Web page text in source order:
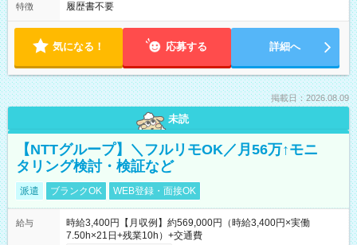
特徴 履歴書不要
気になる！ 応募する 詳細へ
掲載日：2026.08.09
未読
【NTTグループ】＼フルリモOK／月56万↑モニ
タリング検討・検証など
派遣 ブランクOK WEB登録・面接OK
給与
時給3,400円【月収例】約569,000円（時給3,400円×実働
7.50h×21日+残業10h）+交通費